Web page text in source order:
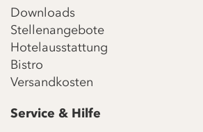
Downloads
Stellenangebote
Hotelausstattung
Bistro
Versandkosten
Service & Hilfe